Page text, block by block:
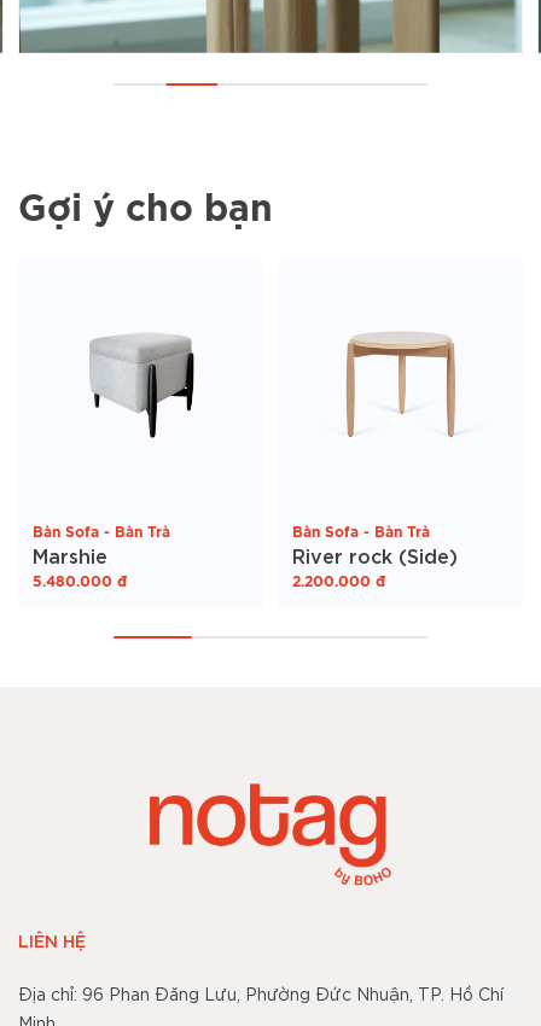
Gợi ý cho bạn
Bàn Sofa - Bàn Trà
Marshie
5.480.000 đ
Bàn Sofa - Bàn Trà
River rock (Side)
2.200.000 đ
LIÊN HỆ
Địa chỉ: 96 Phan Đăng Lưu, Phường Đức Nhuận, TP. Hồ Chí